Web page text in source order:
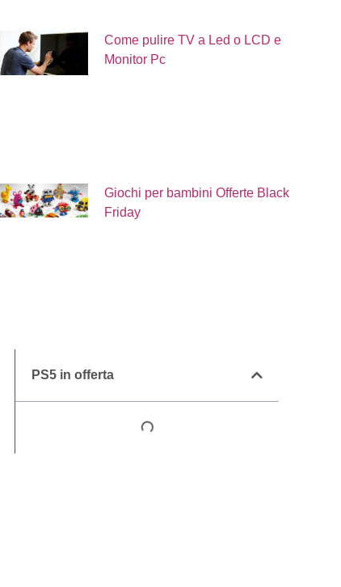
Come pulire TV a Led o LCD e
Monitor Pc
Giochi per bambini Offerte Black
Friday
PS5 in offerta